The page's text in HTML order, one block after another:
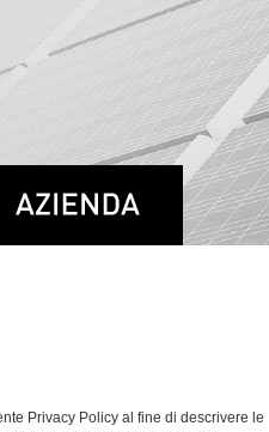
Privacy Policy al fine di descrivere le